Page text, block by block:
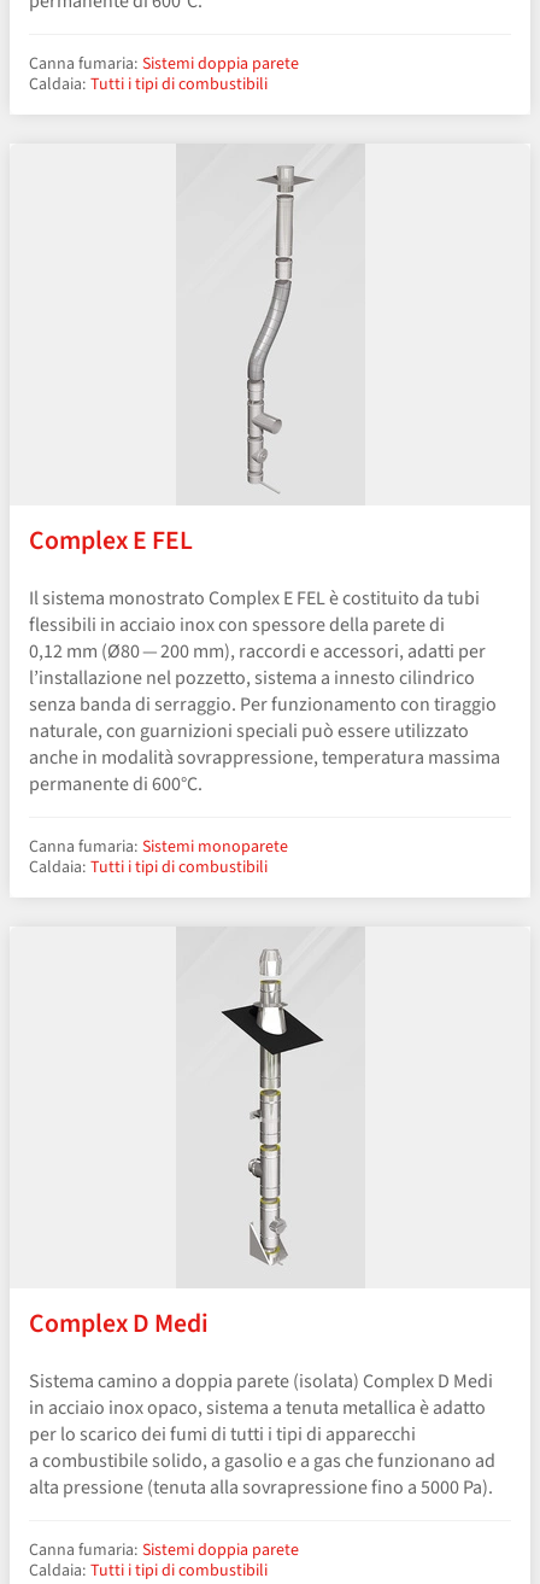
Canna fumaria: Sistemi doppia parete
Caldaia: Tutti i tipi di combustibili
Complex E FEL
Il sistema monostrato Complex E FEL è costituito da tubi
flessibili in acciaio inox con spessore della parete di
0,12 mm (Ø80 — 200 mm), raccordi e accessori, adatti per
l’installazione nel pozzetto, sistema a innesto cilindrico
senza banda di serraggio. Per funzionamento con tiraggio
naturale, con guarnizioni speciali può essere utilizzato
anche in modalità sovrappressione, temperatura massima
permanente di 600°C.
Canna fumaria: Sistemi monoparete
Caldaia: Tutti i tipi di combustibili
Complex D Medi
Sistema camino a doppia parete (isolata) Complex D Medi
in acciaio inox opaco, sistema a tenuta metallica è adatto
per lo scarico dei fumi di tutti i tipi di apparecchi
a combustibile solido, a gasolio e a gas che funzionano ad
alta pressione (tenuta alla sovrapressione fino a 5000 Pa).
Canna fumaria: Sistemi doppia parete
Caldaia: Tutti i tipi di combustibili